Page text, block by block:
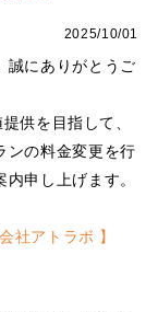
2025/10/01
誠にありがとうご
供を目指して、
ンの料金変更を行
申し上げます。
社アトラボ 】